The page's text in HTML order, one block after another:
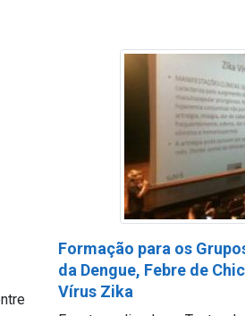
Formação para os
da Dengue, Febre de
Vírus Zika